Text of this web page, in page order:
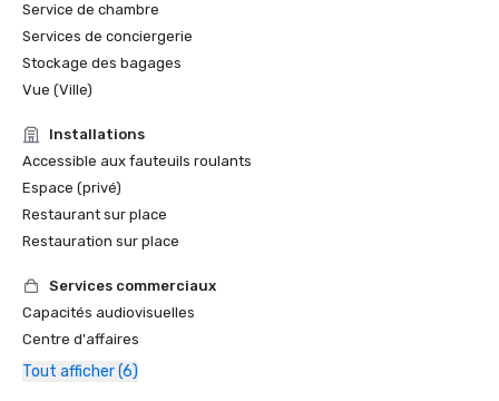
Service de chambre
Services de conciergerie
Stockage des bagages
Vue (Ville)
Installations
Accessible aux fauteuils roulants
Espace (privé)
Restaurant sur place
Restauration sur place
Services commerciaux
Capacités audiovisuelles
Centre d'affaires
Tout afficher (6)